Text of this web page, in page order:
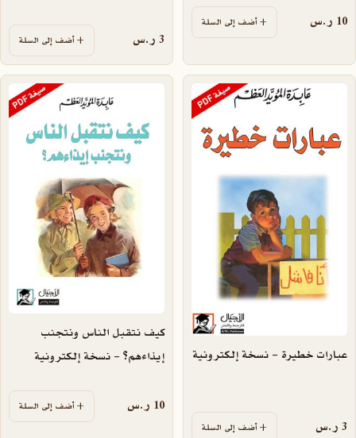
10 ر.س أضف إلى السلة
3 ر.س أضف إلى السلة
عبارات خطيرة – نسخة إلكترونية
3 ر.س أضف إلى السلة
كيف نتقبل الناس ونتجنب
إيذاءهم؟ – نسخة إلكترونية
10 ر.س أضف إلى السلة